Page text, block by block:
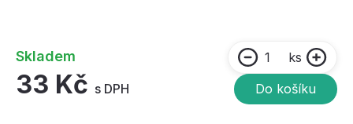
Skladem
33 Kč s DPH
ks
Do košíku